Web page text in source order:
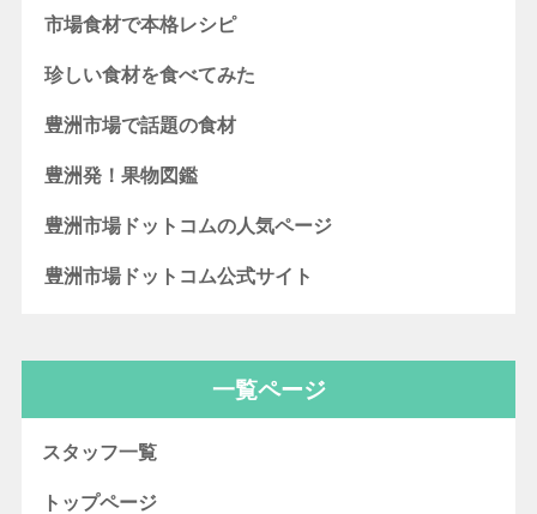
市場食材で本格レシピ
珍しい食材を食べてみた
豊洲市場で話題の食材
豊洲発！果物図鑑
豊洲市場ドットコムの人気ページ
豊洲市場ドットコム公式サイト
一覧ページ
スタッフ一覧
トップページ